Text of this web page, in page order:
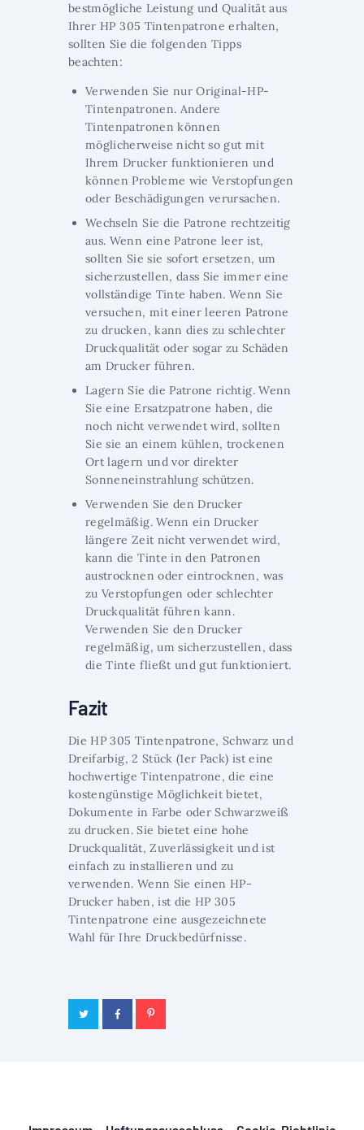
bestmögliche Leistung und Qualität aus
Ihrer HP 305 Tintenpatrone erhalten,
sollten Sie die folgenden Tipps
beachten:
Verwenden Sie nur Original-HP-
Tintenpatronen. Andere
Tintenpatronen können
möglicherweise nicht so gut mit
Ihrem Drucker funktionieren und
können Probleme wie Verstopfungen
oder Beschädigungen verursachen.
Wechseln Sie die Patrone rechtzeitig
aus. Wenn eine Patrone leer ist,
sollten Sie sie sofort ersetzen, um
sicherzustellen, dass Sie immer eine
vollständige Tinte haben. Wenn Sie
versuchen, mit einer leeren Patrone
zu drucken, kann dies zu schlechter
Druckqualität oder sogar zu Schäden
am Drucker führen.
Lagern Sie die Patrone richtig. Wenn
Sie eine Ersatzpatrone haben, die
noch nicht verwendet wird, sollten
Sie sie an einem kühlen, trockenen
Ort lagern und vor direkter
Sonneneinstrahlung schützen.
Verwenden Sie den Drucker
regelmäßig. Wenn ein Drucker
längere Zeit nicht verwendet wird,
kann die Tinte in den Patronen
austrocknen oder eintrocknen, was
zu Verstopfungen oder schlechter
Druckqualität führen kann.
Verwenden Sie den Drucker
regelmäßig, um sicherzustellen, dass
die Tinte fließt und gut funktioniert.
Fazit
Die HP 305 Tintenpatrone, Schwarz und
Dreifarbig, 2 Stück (1er Pack) ist eine
hochwertige Tintenpatrone, die eine
kostengünstige Möglichkeit bietet,
Dokumente in Farbe oder Schwarzweiß
zu drucken. Sie bietet eine hohe
Druckqualität, Zuverlässigkeit und ist
einfach zu installieren und zu
verwenden. Wenn Sie einen HP-
Drucker haben, ist die HP 305
Tintenpatrone eine ausgezeichnete
Wahl für Ihre Druckbedürfnisse.